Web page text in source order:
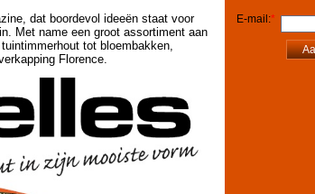
dat boordevol ideeën staat voor
Met name een groot assortiment aan
tot bloembakken,
Florence.
E-mail:*